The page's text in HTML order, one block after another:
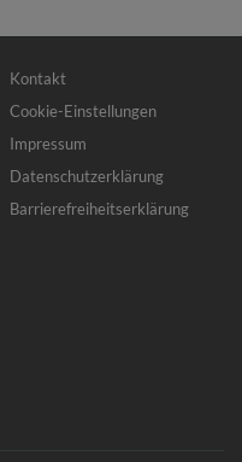
Fußbereichsmenü
Kontakt
Cookie-Einstellungen
Impressum
Datenschutzerklärung
Barrierefreiheitserklärung